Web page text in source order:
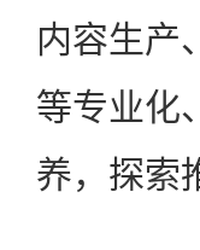
内容生产
等专业化
养，探索